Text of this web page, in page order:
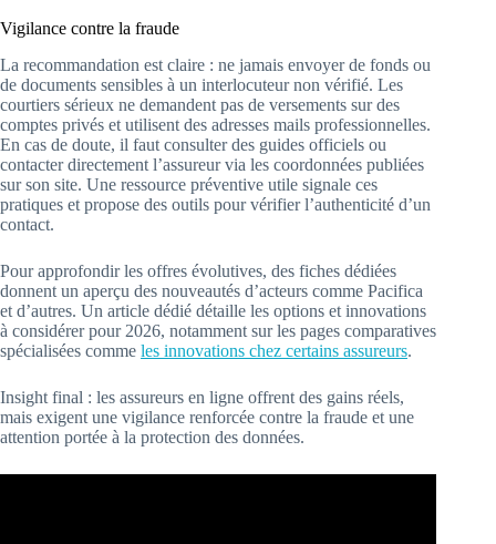
Vigilance contre la fraude
La recommandation est claire : ne jamais envoyer de fonds ou
de documents sensibles à un interlocuteur non vérifié. Les
courtiers sérieux ne demandent pas de versements sur des
comptes privés et utilisent des adresses mails professionnelles.
En cas de doute, il faut consulter des guides officiels ou
contacter directement l’assureur via les coordonnées publiées
sur son site. Une ressource préventive utile signale ces
pratiques et propose des outils pour vérifier l’authenticité d’un
contact.
Pour approfondir les offres évolutives, des fiches dédiées
donnent un aperçu des nouveautés d’acteurs comme Pacifica
et d’autres. Un article dédié détaille les options et innovations
à considérer pour 2026, notamment sur les pages comparatives
spécialisées comme les innovations chez certains assureurs.
Insight final : les assureurs en ligne offrent des gains réels,
mais exigent une vigilance renforcée contre la fraude et une
attention portée à la protection des données.